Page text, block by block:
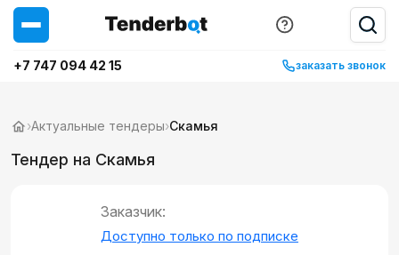
+7 747 094 42 15 заказать звонок
›Актуальные тендеры›Скамья
Тендер на Скамья
Заказчик:
Доступно только по подписке